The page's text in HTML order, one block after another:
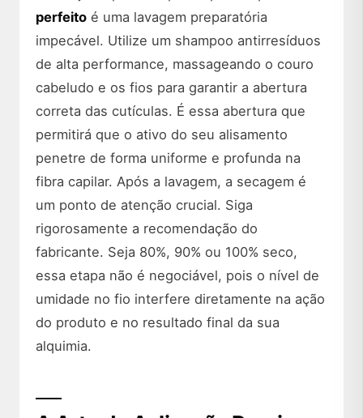
perfeito é uma lavagem preparatória
impecável. Utilize um shampoo antirresíduos
de alta performance, massageando o couro
cabeludo e os fios para garantir a abertura
correta das cutículas. É essa abertura que
permitirá que o ativo do seu alisamento
penetre de forma uniforme e profunda na
fibra capilar. Após a lavagem, a secagem é
um ponto de atenção crucial. Siga
rigorosamente a recomendação do
fabricante. Seja 80%, 90% ou 100% seco,
essa etapa não é negociável, pois o nível de
umidade no fio interfere diretamente na ação
do produto e no resultado final da sua
alquimia.